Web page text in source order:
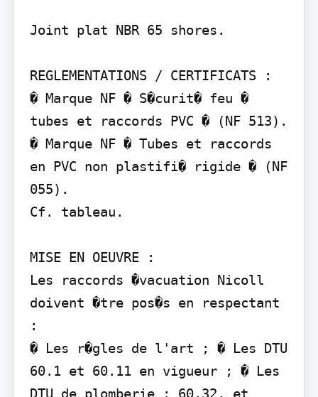
Joint plat NBR 65 shores.
REGLEMENTATIONS / CERTIFICATS :
� Marque NF � S�curit� feu �
tubes et raccords PVC � (NF 513).
� Marque NF � Tubes et raccords
en PVC non plastifi� rigide � (NF
055).
Cf. tableau.
MISE EN OEUVRE :
Les raccords �vacuation Nicoll
doivent �tre pos�s en respectant
:
� Les r�gles de l'art ; � Les DTU
60.1 et 60.11 en vigueur ; � Les
DTU de plomberie : 60.32, et